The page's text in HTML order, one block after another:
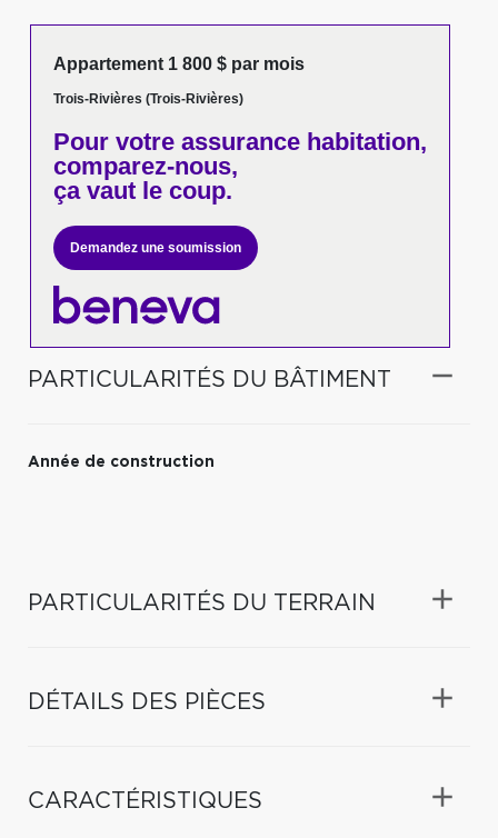
Appartement 1 800 $ par mois
Trois-Rivières (Trois-Rivières)
Pour votreassurance habitation,
comparez-nous,
ça vaut le coup.
Demandez une soumission
PARTICULARITÉS DU BÂTIMENT
Année de construction
PARTICULARITÉS DU TERRAIN
DÉTAILS DES PIÈCES
CARACTÉRISTIQUES